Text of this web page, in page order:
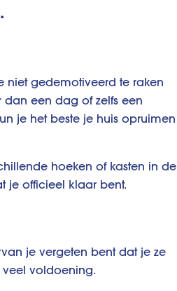
niet gedemotiveerd te raken
een dag of zelfs een
je het beste je huis opruimen
hoeken of kasten in de
je officieel klaar bent.
je vergeten bent dat je ze
voldoening.